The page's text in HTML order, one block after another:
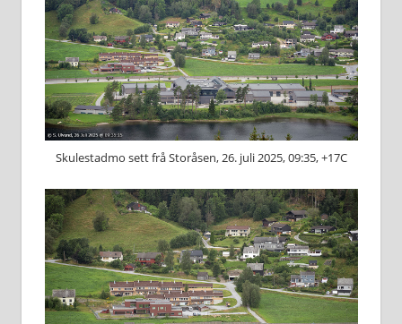
Skulestadmo sett frå Storåsen, 26. juli 2025, 09:35, +17C